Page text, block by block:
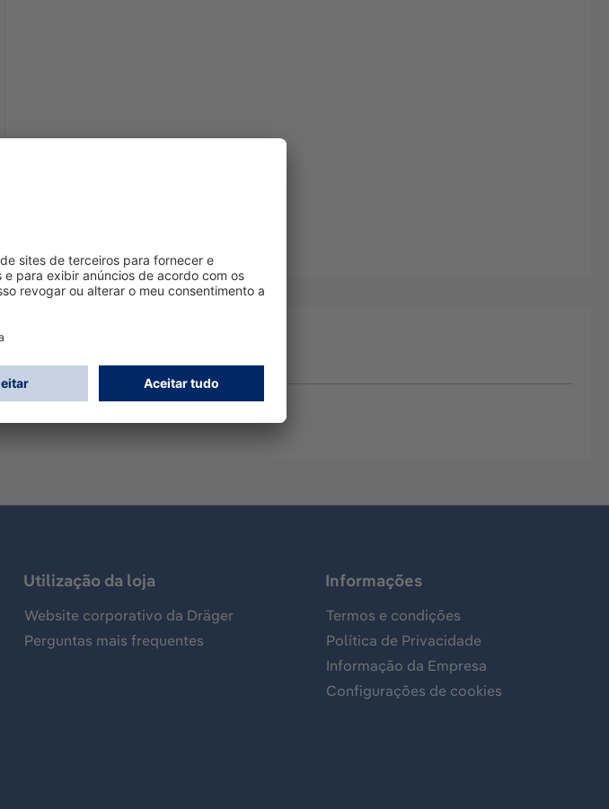
Utilização da loja
Website corporativo da Dräger
Perguntas mais frequentes
Informações
Termos e condições
Política de Privacidade
Informação da Empresa
Configurações de cookies